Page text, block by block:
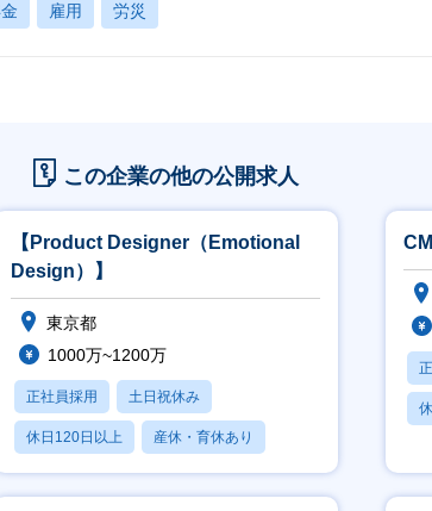
・アイデアが好き
いフラットな組織
等はほぼなく「あくまで役割」と認識されており、良い意味
雇用 労災
この企業の他の公開求人
【Product Designer（Emotional
Design）】
東京都
1000万~1200万
正社員採用 土日祝休み
休日120日以上 産休・育休あり
賞与あり